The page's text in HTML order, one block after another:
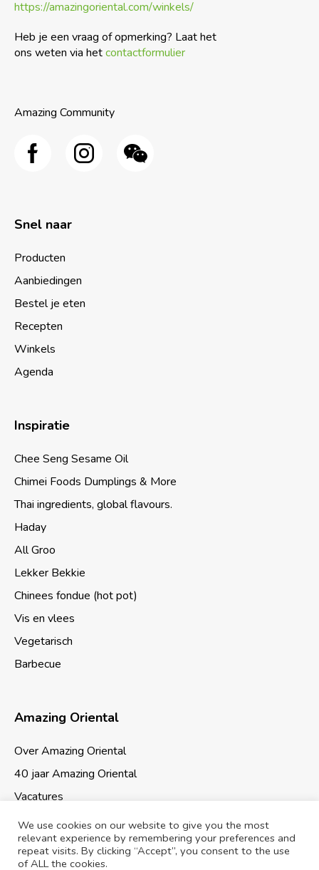
https://amazingoriental.com/winkels/
Heb je een vraag of opmerking? Laat het
ons weten via hetcontactformulier
Amazing Community
Snel naar
Producten
Aanbiedingen
Bestel je eten
Recepten
Winkels
Agenda
Inspiratie
Chee Seng Sesame Oil
Chimei Foods Dumplings & More
Thai ingredients, global flavours.
Haday
All Groo
Lekker Bekkie
Chinees fondue (hot pot)
Vis en vlees
Vegetarisch
Barbecue
Amazing Oriental
Over Amazing Oriental
40 jaar Amazing Oriental
Vacatures
We use cookies on our website to give you the most
relevant experience by remembering your preferences and
repeat visits. By clicking “Accept”, you consent to the use
of ALL the cookies.